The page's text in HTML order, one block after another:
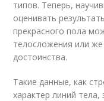
типов. Теперь,
оценивать
прекрасного пола
телосложения или
достоинства.
Такие данные, как
характер линий